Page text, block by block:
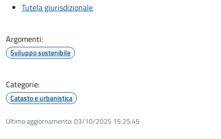
Tutela giurisdizionale
Argomenti:
Sviluppo sostenibile
Categorie:
Catasto e urbanistica
Ultimo aggiornamento:03/10/2025 15:25.45